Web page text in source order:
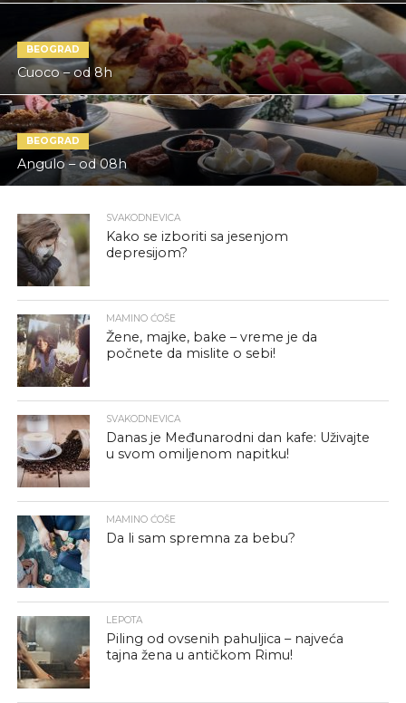
BEOGRAD
Cuoco – od 8h
BEOGRAD
Angulo – od 08h
SVAKODNEVICA
Kako se izboriti sa jesenjom
depresijom?
MAMINO ĆOŠE
Žene, majke, bake – vreme je da
počnete da mislite o sebi!
SVAKODNEVICA
Danas je Međunarodni dan kafe: Uživajte
u svom omiljenom napitku!
MAMINO ĆOŠE
Da li sam spremna za bebu?
LEPOTA
Piling od ovsenih pahuljica – najveća
tajna žena u antičkom Rimu!